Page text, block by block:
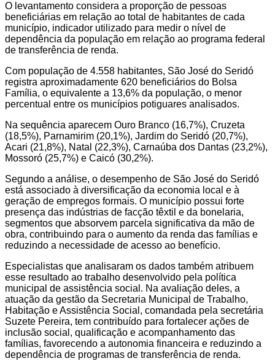
O levantamento considera a proporção de pessoas
beneficiárias em relação ao total de habitantes de cada
município, indicador utilizado para medir o nível de
dependência da população em relação ao programa federal
de transferência de renda.
Com população de 4.558 habitantes, São José do Seridó
registra aproximadamente 620 beneficiários do Bolsa
Família, o equivalente a 13,6% da população, o menor
percentual entre os municípios potiguares analisados.
Na sequência aparecem Ouro Branco (16,7%), Cruzeta
(18,5%), Parnamirim (20,1%), Jardim do Seridó (20,7%),
Acari (21,8%), Natal (22,3%), Carnaúba dos Dantas (23,2%),
Mossoró (25,7%) e Caicó (30,2%).
Segundo a análise, o desempenho de São José do Seridó
está associado à diversificação da economia local e à
geração de empregos formais. O município possui forte
presença das indústrias de facção têxtil e da bonelaria,
segmentos que absorvem parcela significativa da mão de
obra, contribuindo para o aumento da renda das famílias e
reduzindo a necessidade de acesso ao benefício.
Especialistas que analisaram os dados também atribuem
esse resultado ao trabalho desenvolvido pela política
municipal de assistência social. Na avaliação deles, a
atuação da gestão da Secretaria Municipal de Trabalho,
Habitação e Assistência Social, comandada pela secretária
Suzete Pereira, tem contribuído para fortalecer ações de
inclusão social, qualificação e acompanhamento das
famílias, favorecendo a autonomia financeira e reduzindo a
dependência de programas de transferência de renda.